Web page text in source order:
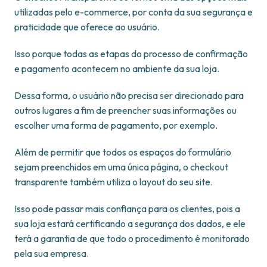
utilizadas pelo e-commerce, por conta da sua segurança e
praticidade que oferece ao usuário.
Isso porque todas as etapas do processo de confirmação
e pagamento acontecem no ambiente da sua loja.
Dessa forma, o usuário não precisa ser direcionado para
outros lugares a fim de preencher suas informações ou
escolher uma forma de pagamento, por exemplo.
Além de permitir que todos os espaços do formulário
sejam preenchidos em uma única página, o checkout
transparente também utiliza o layout do seu site.
Isso pode passar mais confiança para os clientes, pois a
sua loja estará certificando a segurança dos dados, e ele
terá a garantia de que todo o procedimento é monitorado
pela sua empresa.